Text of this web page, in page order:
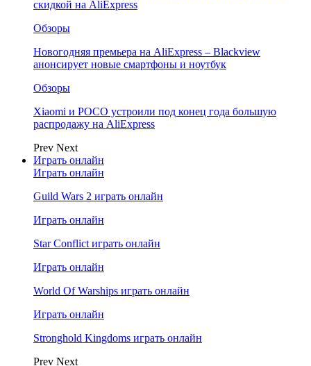
скидкой на AliExpress
Обзоры
Новогодняя премьера на AliExpress – Blackview
анонсирует новые смартфоны и ноутбук
Обзоры
Xiaomi и POCO устроили под конец года большую
распродажу на AliExpress
Prev Next
Играть онлайн
Играть онлайн
Guild Wars 2 играть онлайн
Играть онлайн
Star Conflict играть онлайн
Играть онлайн
World Of Warships играть онлайн
Играть онлайн
Stronghold Kingdoms играть онлайн
Prev Next